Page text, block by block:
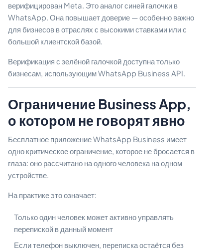
верифицирован Meta. Это аналог синей галочки в
WhatsApp. Она повышает доверие — особенно важно
для бизнесов в отраслях с высокими ставками или с
большой клиентской базой.
Верификация с зелёной галочкой доступна только
бизнесам, использующим WhatsApp Business API.
Ограничение Business App,
о котором не говорят явно
Бесплатное приложение WhatsApp Business имеет
одно критическое ограничение, которое не бросается в
глаза: оно рассчитано на одного человека на одном
устройстве.
На практике это означает:
Только один человек может активно управлять
перепиской в данный момент
Если телефон выключен, переписка остаётся без